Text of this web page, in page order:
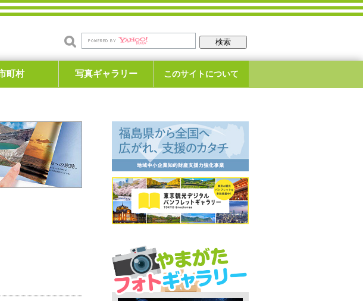
町村 写真ギャラリー このサイトについて